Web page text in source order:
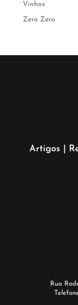
Vinhos
Zero Zero
Artigos
Rua